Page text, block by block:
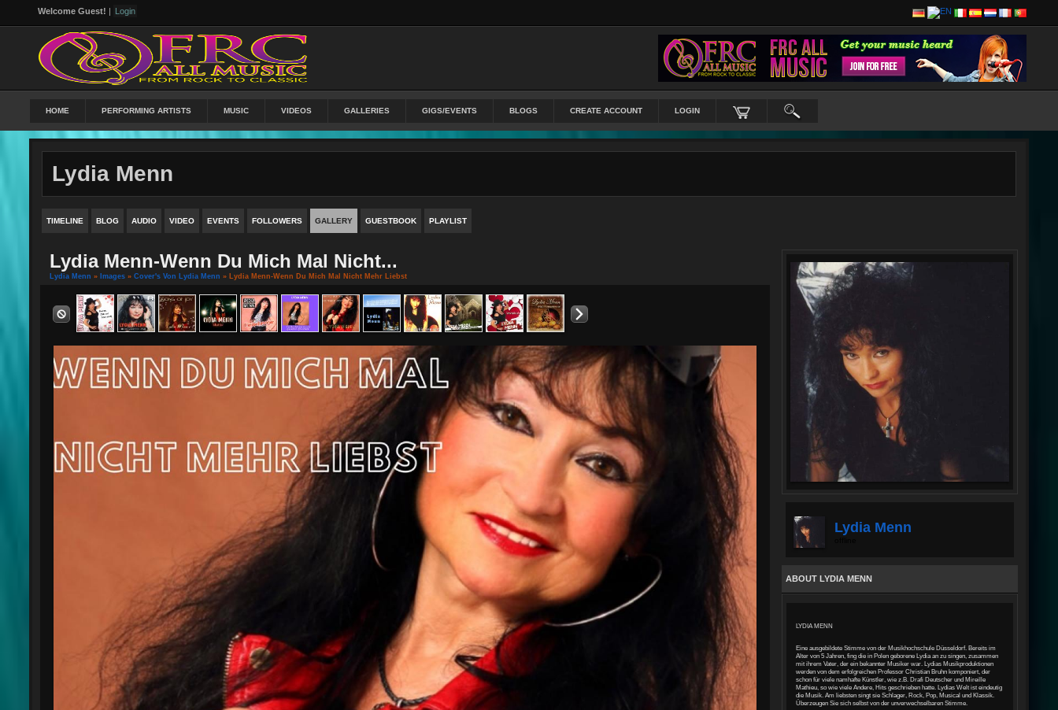
Welcome Guest! | Login
HOME PERFORMING ARTISTS MUSIC VIDEOS GALLERIES GIGS/EVENTS BLOGS CREATE ACCOUNT LOGIN
Lydia Menn
TIMELINE BLOG AUDIO VIDEO EVENTS FOLLOWERS GALLERY GUESTBOOK PLAYLIST
Lydia Menn-Wenn Du Mich Mal Nicht...
Lydia Menn » Images » Cover's Von Lydia Menn » Lydia Menn-Wenn Du Mich Mal Nicht Mehr Liebst
Lydia Menn
ABOUT LYDIA MENN
LYDIA MENN
Eine ausgebildete Stimme von der Musikhochschule Düsseldorf. Bereits im
Alter von 5 Jahren, fing die in Polen geborene Lydia an zu singen, zusammen
mit ihrem Vater, der ein bekannter Musiker war. Lydias Musikproduktionen
werden von dem erfolgreichen Professor Christian Bruhn komponiert, der
schon für viele namhafte Künstler, wie z.B. Drafi Deutscher und Mireille
Mathieu, so wie viele Andere, Hits geschrieben hatte. Lydias Welt ist eindeutig
die Musik. Am liebstensingt sie Schlager, Rock, Pop, Musical und Klassik.
Überzeugen Sie sich selbst von der unverwechselbaren Stimme.